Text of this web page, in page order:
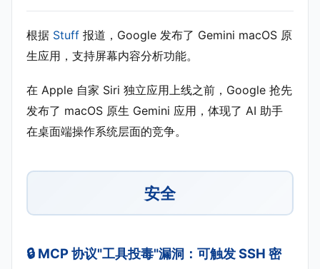
根据 Stuff 报道，Google 发布了 Gemini macOS 原
生应用，支持屏幕内容分析功能。
在 Apple 自家 Siri 独立应用上线之前，Google 抢先
发布了 macOS 原生 Gemini 应用，体现了 AI 助手
在桌面端操作系统层面的竞争。
安全
🔒 MCP 协议"工具投毒"漏洞：可触发 SSH 密